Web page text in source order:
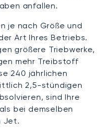
anfallen.
je nach Größe und
Art Ihres Betriebs.
größere Triebwerke,
mehr Treibstoff
240 jährlichen
2,5-stündigen
sind Ihre
bei demselben
Jet.